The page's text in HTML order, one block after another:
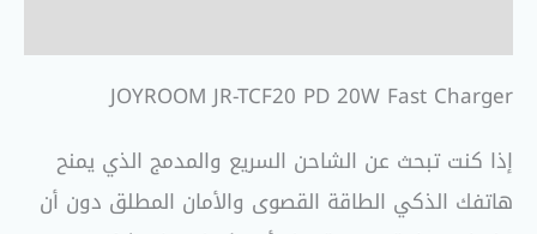
JOYROOM JR-TCF20 PD 20W Fast Charger
إذا كنت تبحث عن الشاحن السريع والمدمج الذي يمنح
هاتفك الذكي الطاقة القصوى والأمان المطلق دون أن